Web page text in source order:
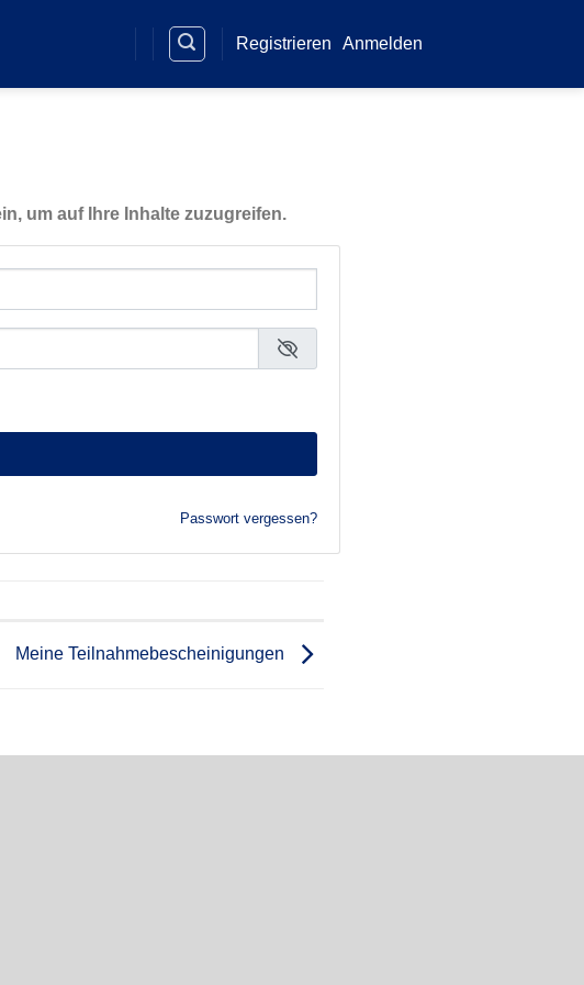
Registrieren Anmelden
um auf Ihre Inhalte zuzugreifen.
Passwort vergessen?
Meine Teilnahmebescheinigungen